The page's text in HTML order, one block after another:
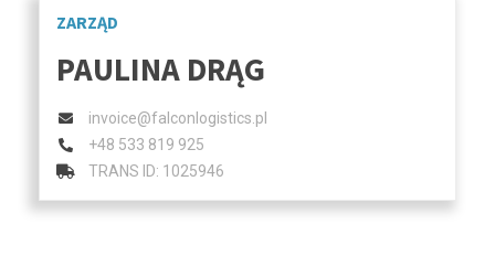
ZARZĄD
PAULINA DRĄG
invoice@falconlogistics.pl
+48 533 819 925
TRANS ID: 1025946